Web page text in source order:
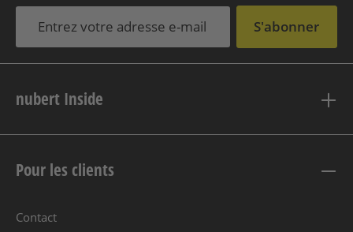
S'abonner
nubert Inside
Pour les clients
Contact